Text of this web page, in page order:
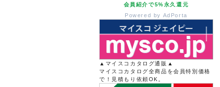
会員紹介で5%永久還元
Powered by AdPorta
▲マイスコカタログ通販▲
マイスコカタログ全商品を会員特別価格
で！見積もり依頼OK。